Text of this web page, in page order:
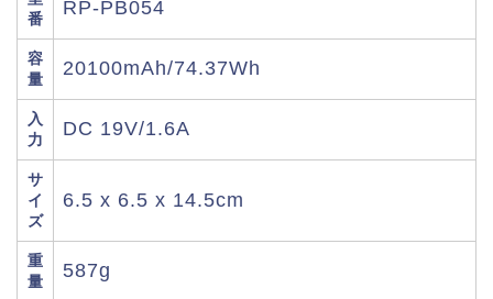
番
RP-PB054
容
量
20100mAh/74.37Wh
入
力
DC 19V/1.6A
サ
イ
ズ
6.5 x 6.5 x 14.5cm
重
量
587g